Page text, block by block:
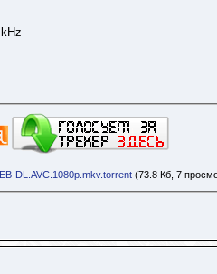
DL.AVC.1080p.mkv.torrent (73.8 Кб, 7